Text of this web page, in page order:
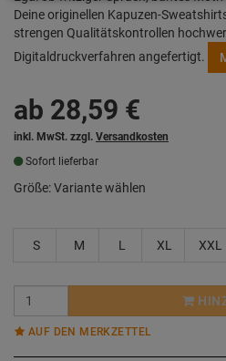
Deine originellen Kapuzen-
strengen Qualitätskontrollen
Digitaldruckverfahren angefertigt.
ab 28,59 €
inkl. MwSt. zzgl. Versandkosten
Sofort lieferbar
Größe:Variante wählen
S M L XL XXL
AUF DEN MERKZETTEL